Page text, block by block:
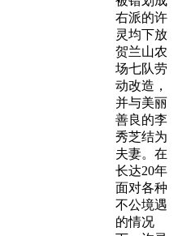
右派的许
灵均下放
贺兰山农
场七队劳
动改造，
并与美丽
善良的李
秀芝结为
夫妻。在
长达20年
面对各种
不公境遇
的情况